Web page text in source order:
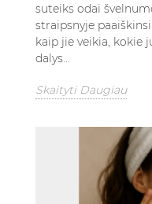
suteiks odai
straipsnyje
kaip jie veikia, kokie
dalys...
Skaityti Daugiau